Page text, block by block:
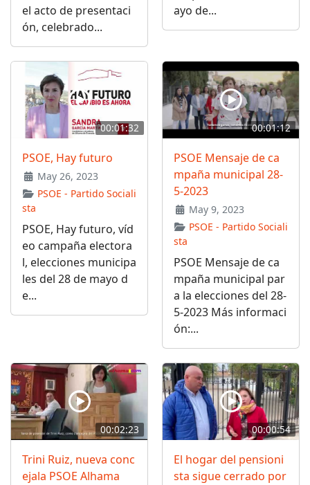
el acto de presentaci
ón, celebrado...
ayo de...
00:01:32
PSOE, Hay futuro
May 26, 2023
PSOE - Partido Sociali
sta
PSOE, Hay futuro, víd
eo campaña electora
l, elecciones municipa
les del 28 de mayo d
e...
00:01:12
PSOE Mensaje de ca
mpaña municipal 28-
5-2023
May 9, 2023
PSOE - Partido Sociali
sta
PSOE Mensaje de ca
mpaña municipal par
a la elecciones del 28-
5-2023 Más informaci
ón:...
00:02:23
Trini Ruiz, nueva conc
ejala PSOE Alhama
00:00:54
El hogar del pensioni
sta sigue cerrado por